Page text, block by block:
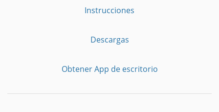
Instrucciones
Descargas
Obtener App de escritorio